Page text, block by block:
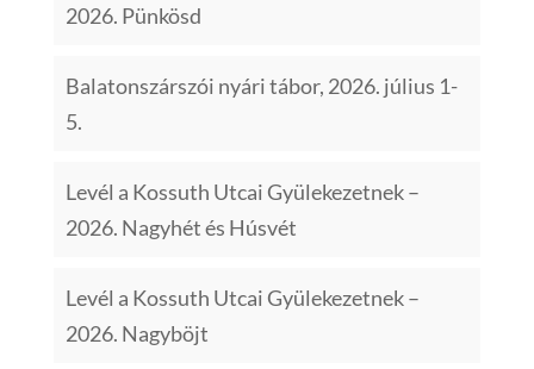
2026. Pünkösd
Balatonszárszói nyári tábor, 2026. július 1-
5.
Levél a Kossuth Utcai Gyülekezetnek –
2026. Nagyhét és Húsvét
Levél a Kossuth Utcai Gyülekezetnek –
2026. Nagyböjt